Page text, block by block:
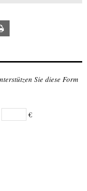
Sie diese Form
€